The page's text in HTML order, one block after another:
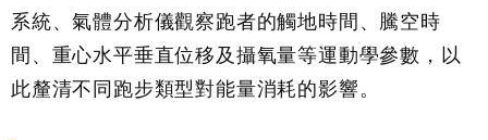
系統、氣體分析儀觀察跑者的觸地時間、騰空時
間、重心水平垂直位移及攝氧量等運動學參數，以
此釐清不同跑步類型對能量消耗的影響。